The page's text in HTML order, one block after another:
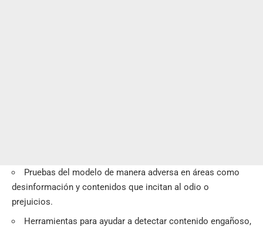
Pruebas del modelo de manera adversa en áreas como
desinformación y contenidos que incitan al odio o
prejuicios.
Herramientas para ayudar a detectar contenido engañoso,